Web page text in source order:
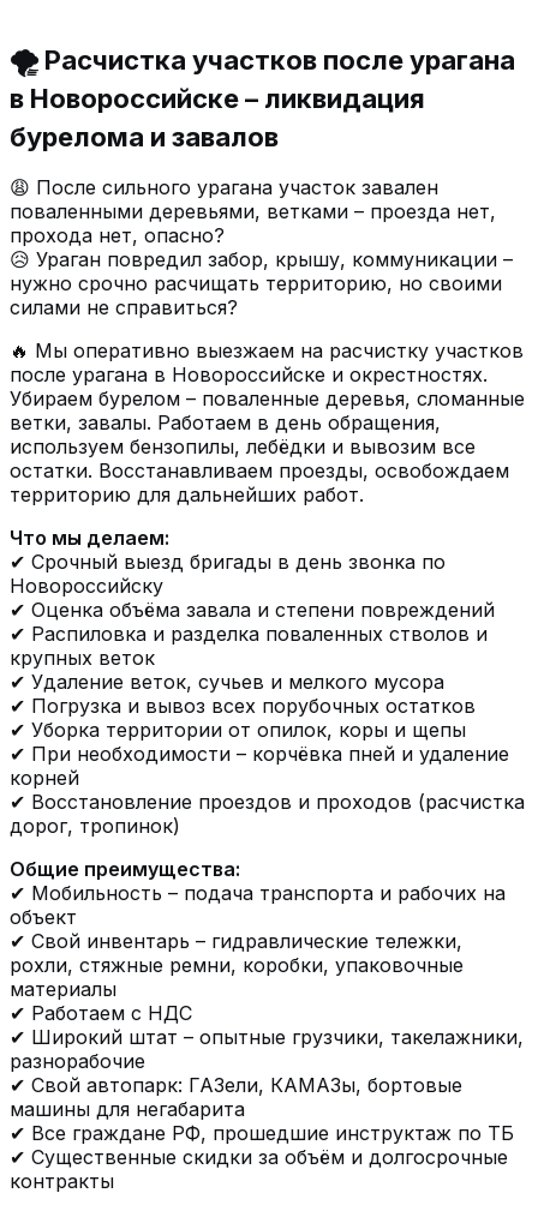
🌪️ Расчистка участков после урагана
в Новороссийске – ликвидация
бурелома и завалов
😩 После сильного урагана участок завален
поваленными деревьями, ветками – проезда нет,
прохода нет, опасно?
😥 Ураган повредил забор, крышу, коммуникации –
нужно срочно расчищать территорию, но своими
силами не справиться?
🔥 Мы оперативно выезжаем на расчистку участков
после урагана в Новороссийске и окрестностях.
Убираем бурелом – поваленные деревья, сломанные
ветки, завалы. Работаем в день обращения,
используем бензопилы, лебёдки и вывозим все
остатки. Восстанавливаем проезды, освобождаем
территорию для дальнейших работ.
Что мы делаем:
✔ Срочный выезд бригады в день звонка по
Новороссийску
✔ Оценка объёма завала и степени повреждений
✔ Распиловка и разделка поваленных стволов и
крупных веток
✔ Удаление веток, сучьев и мелкого мусора
✔ Погрузка и вывоз всех порубочных остатков
✔ Уборка территории от опилок, коры и щепы
✔ При необходимости – корчёвка пней и удаление
корней
✔ Восстановление проездов и проходов (расчистка
дорог, тропинок)
Общие преимущества:
✔ Мобильность – подача транспорта и рабочих на
объект
✔ Свой инвентарь – гидравлические тележки,
рохли, стяжные ремни, коробки, упаковочные
материалы
✔ Работаем с НДС
✔ Широкий штат – опытные грузчики, такелажники,
разнорабочие
✔ Свой автопарк: ГАЗели, КАМАЗы, бортовые
машины для негабарита
✔ Все граждане РФ, прошедшие инструктаж по ТБ
✔ Существенные скидки за объём и долгосрочные
контракты